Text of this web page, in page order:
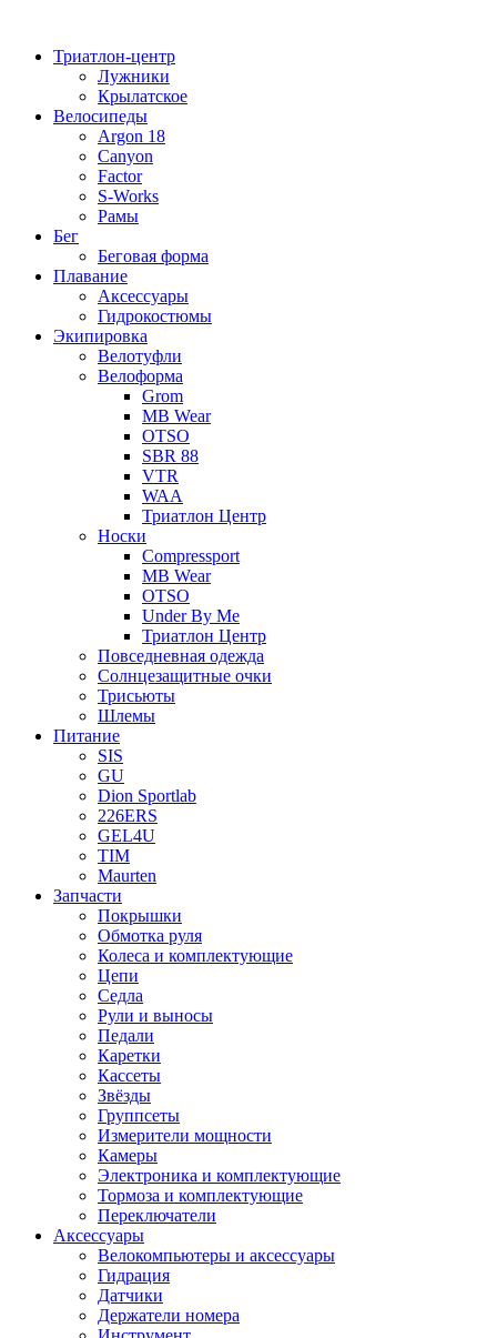
содержимому
Триатлон-центр
Лужники
Крылатское
Велосипеды
Argon 18
Canyon
Factor
S-Works
Рамы
Бег
Беговая форма
Плавание
Аксессуары
Гидрокостюмы
Экипировка
Велотуфли
Велоформа
Grom
MB Wear
OTSO
SBR 88
VTR
WAA
Триатлон Центр
Носки
Compressport
MB Wear
OTSO
Under By Me
Триатлон Центр
Повседневная одежда
Солнцезащитные очки
Трисьюты
Шлемы
Питание
SIS
GU
Dion Sportlab
226ERS
GEL4U
TIM
Maurten
Запчасти
Покрышки
Обмотка руля
Колеса и комплектующие
Цепи
Седла
Рули и выносы
Педали
Каретки
Кассеты
Звёзды
Группсеты
Измерители мощности
Камеры
Электроника и комплектующие
Тормоза и комплектующие
Переключатели
Аксессуары
Велокомпьютеры и аксессуары
Гидрация
Датчики
Держатели номера